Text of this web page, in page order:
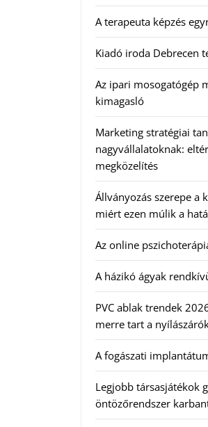
A terapeuta képzés
Kiadó iroda Debrecen
Az ipari mosogatógép
kimagasló
Marketing stratégiai
nagyvállalatoknak:
megközelítés
Állványozás szerepe a
miért ezen múlik a
Az online
A házikó ágyak
PVC ablak trendek
merre tart a
A fogászati
Legjobb társasjátékok
öntözőrendszer